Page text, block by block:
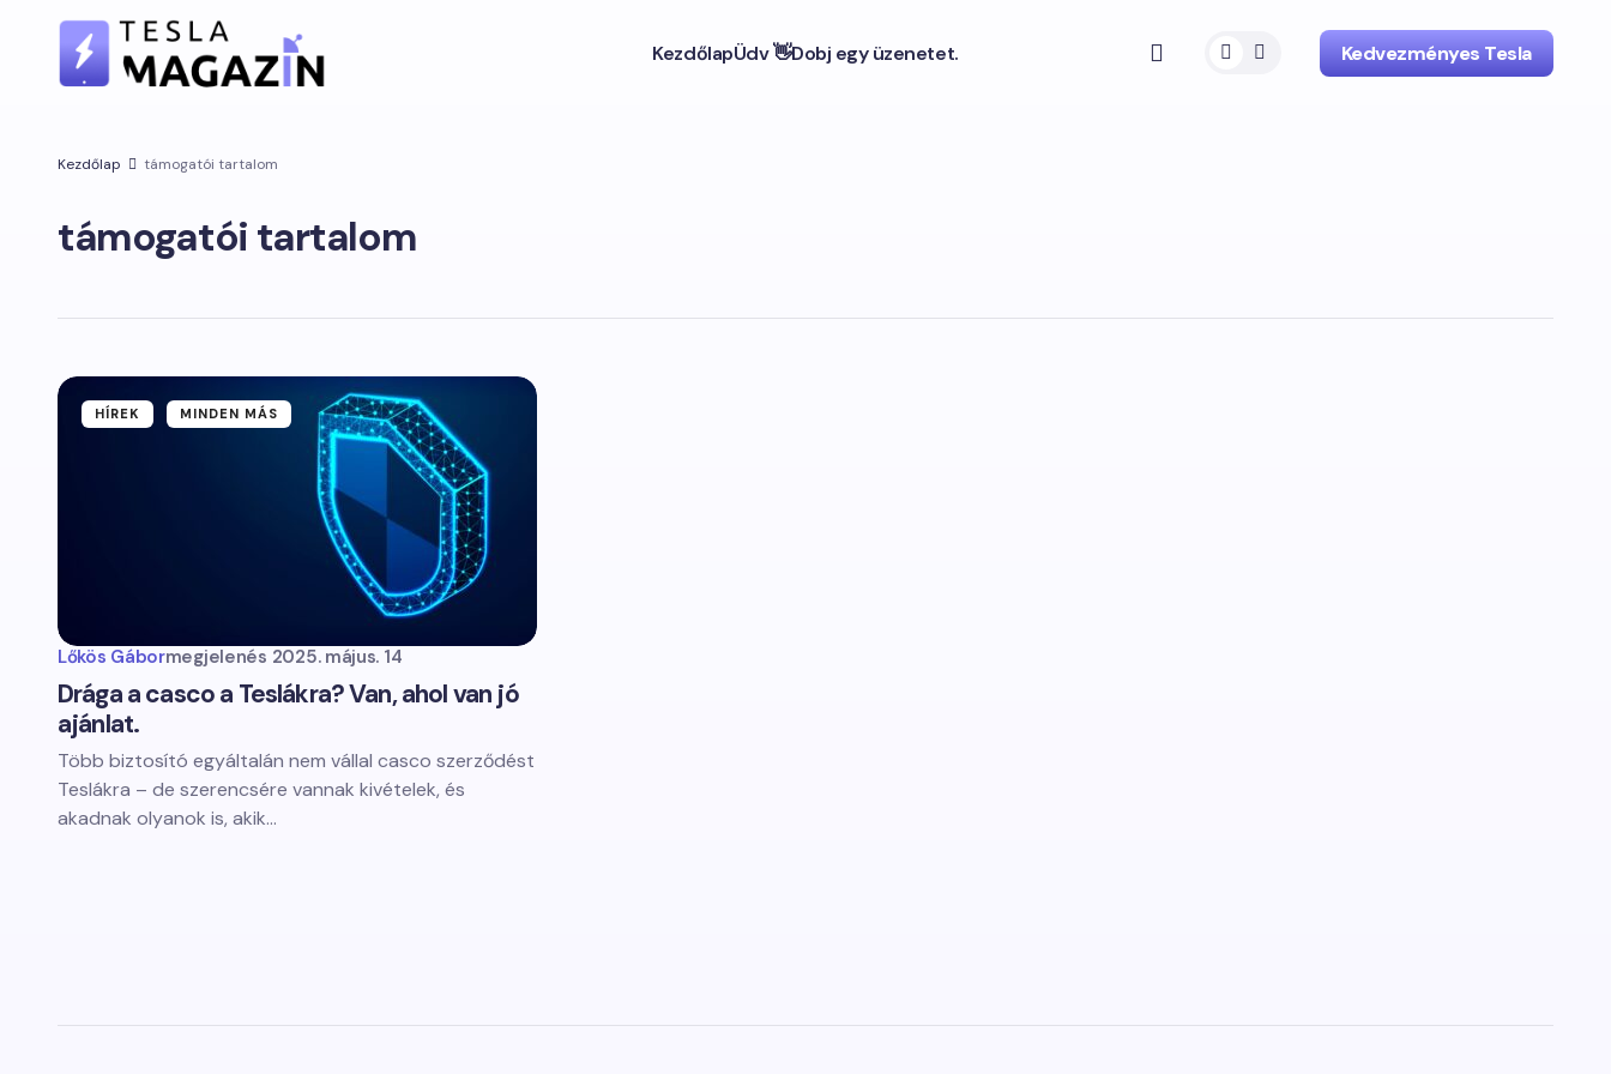
KezdőlapÜdv 👋Dobj egy üzenetet. Kedvezményes Tesla
Kezdőlap támogatói tartalom
támogatói tartalom
HÍREK MINDEN MÁS
Lőkös Gábormegjelenés 2025. május. 14
Drága a casco a Teslákra? Van, ahol van jó
ajánlat.
Több biztosító egyáltalán nem vállal casco szerződést
Teslákra – de szerencsére vannak kivételek, és
akadnak olyanok is, akik…